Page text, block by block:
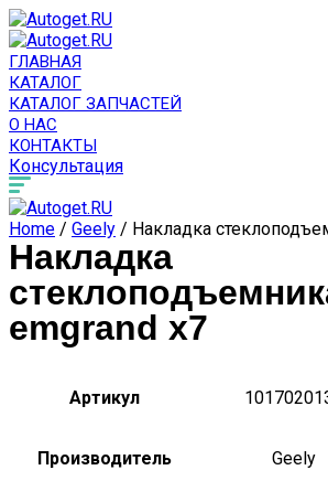
ГЛАВНАЯ
КАТАЛОГ
КАТАЛОГ ЗАПЧАСТЕЙ
О НАС
КОНТАКТЫ
Консультация
Home / Geely / Накладка
Накладка
emgrand x7
Артикул
Производитель Geely